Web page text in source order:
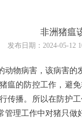
非洲猪瘟
发布日期：2024-05-12
物病害，该病害的
瘟的防控工作，避
传播。所以在防护
理工作中对猪只做